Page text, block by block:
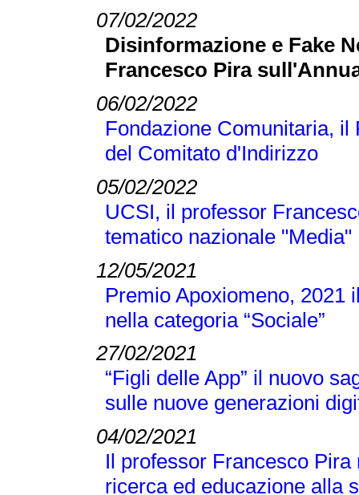
07/02/2022
Disinformazione e Fake
Francesco Pira
06/02/2022
Fondazione Comunitaria,
del Comitato d'Indirizzo
05/02/2022
UCSI, il professor
tematico nazionale "Media"
12/05/2021
Premio Apoxiomeno, 2021
nella categoria “Sociale”
27/02/2021
“Figli delle App” il nuovo
sulle nuove generazioni
04/02/2021
Il professor Francesco
ricerca ed educazione alla